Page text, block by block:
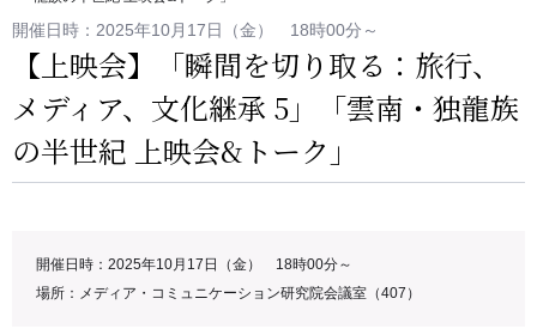
開催日時：2025年10月17日（金） 18時00分～
【上映会】「瞬間を切り取る：旅行、
メディア、文化継承 5」「雲南・独龍族
の半世紀 上映会&トーク」
開催日時：2025年10月17日（金） 18時00分～
場所：メディア・コミュニケーション研究院会議室（407）